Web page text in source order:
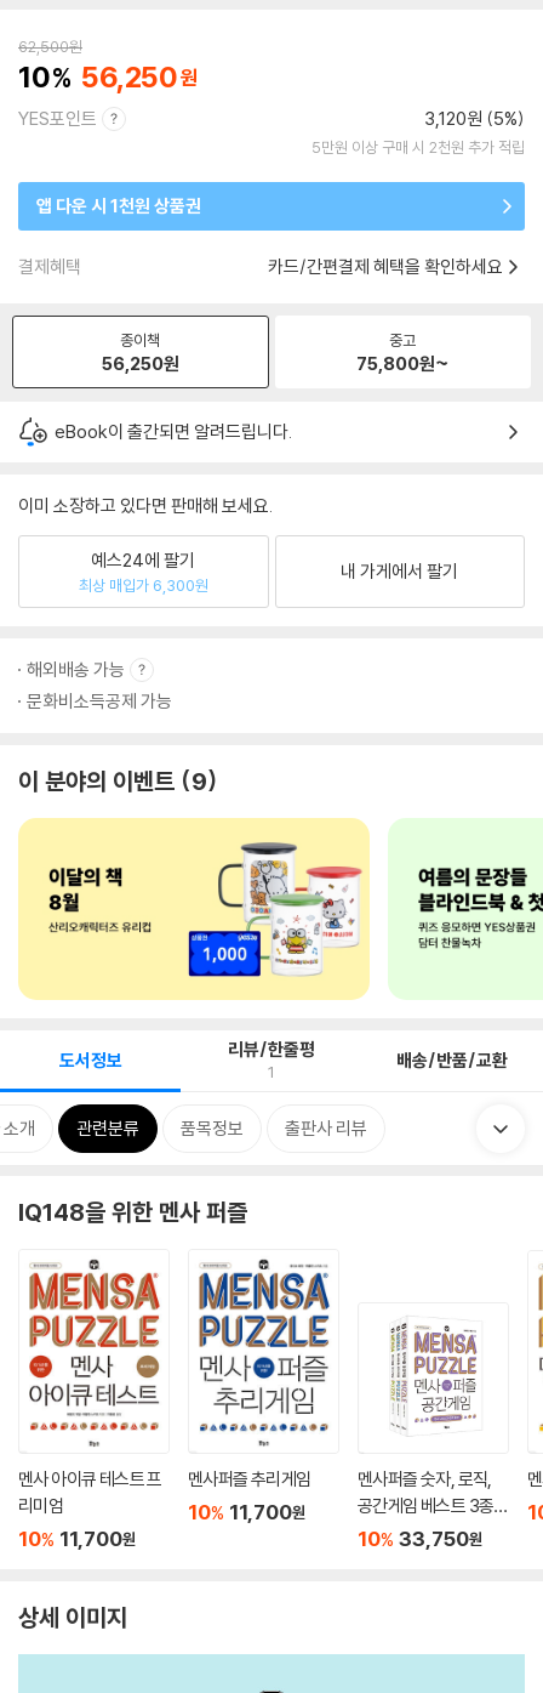
62,500원
10 56,250
YES포인트 3,120원 (5%)
5만원 이상 구매 시 2천원 추가 적립
앱 다운 시 1천원 상품권
결제혜택 카드/간편결제 혜택을 확인하세요
종이책
56,250원
중고
75,800원~
eBook이 출간되면 알려드립니다.
이미 소장하고 있다면 판매해 보세요.
예스24에 팔기
최상 매입가 6,300원
내 가게에서 팔기
해외배송 가능
문화비소득공제 가능
이 분야의 이벤트 9
도서정보 리뷰/한줄평
1 배송/반품/교환
개 관련분류 품목정보 출판사 리뷰
IQ148을 위한 멘사 퍼즐
멘사 아이큐 테스트 프
리미엄
10% 11,700원
멘사퍼즐 추리게임
10% 11,700원
멘사퍼즐 숫자, 로직,
공간게임 베스트 3종
세트
10% 33,750원
상세 이미지